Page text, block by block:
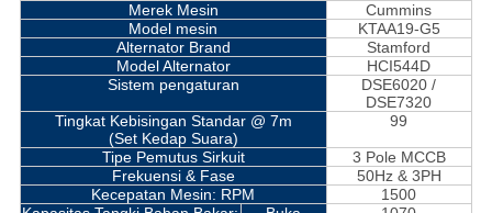
Merek Mesin
Cummins
Model mesin
KTAA19-G5
Alternator Brand
Stamford
Model Alternator
HCI544D
Sistem pengaturan
DSE6020 /
DSE7320
Tingkat Kebisingan Standar @ 7m
(Set Kedap Suara)
99
Tipe Pemutus Sirkuit
3 Pole MCCB
Frekuensi & Fase
50Hz & 3PH
Kecepatan Mesin: RPM
1500